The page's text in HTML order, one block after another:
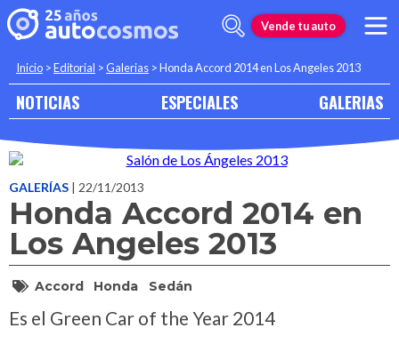
Vende tu auto
Inicio >Editorial >Galerias >Honda Accord 2014 en Los Angeles 2013
NOTICIAS ESPECIALES GALERIAS
GALERÍAS | 22/11/2013
Honda Accord 2014 en
Los Angeles 2013
Accord Honda Sedán
Es el Green Car of the Year 2014